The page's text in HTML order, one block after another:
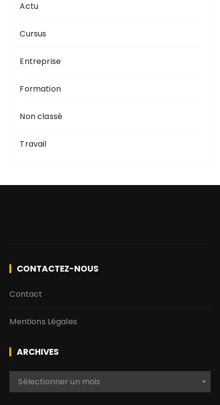
Actu
Cursus
Entreprise
Formation
Non classé
Travail
CONTACTEZ-NOUS
Contact
Mentions Légales
ARCHIVES
Sélectionner un mois